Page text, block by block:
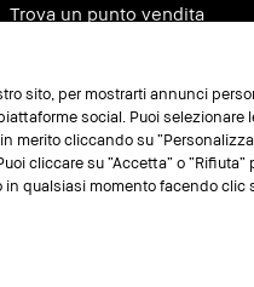
Trova un punto vendita
sito, per mostrarti annunci
social. Puoi selezionare
merito cliccando su
cliccare su “Accetta” o
qualsiasi momento facendo clic